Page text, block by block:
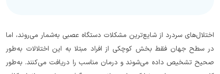
اختلال‌های سردرد از شایع‌ترین مشکلات دستگاه عصبی به‌شمار می‌روند، اما
در سطح جهان فقط بخش کوچکی از افراد مبتلا به این اختلالات به‌طور
صحیح تشخیص داده می‌شوند و درمان مناسب را دریافت می‌کنند. به‌طور